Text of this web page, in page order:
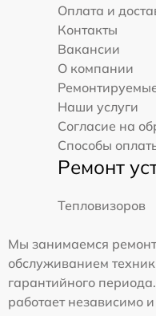
Оплата и
Контакты
Вакансии
О компании
Наши услуги
Согласие на
Способы
Ремонт
Тепловизоров
Мы занимаемся
обслуживанием
гарантийного
работает независимо